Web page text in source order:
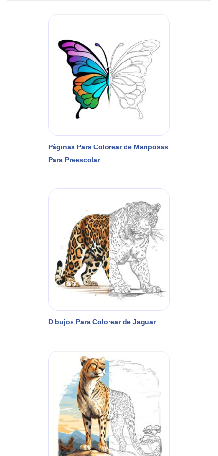
Páginas Para Colorear de Mariposas
Para Preescolar
Dibujos Para Colorear de Jaguar